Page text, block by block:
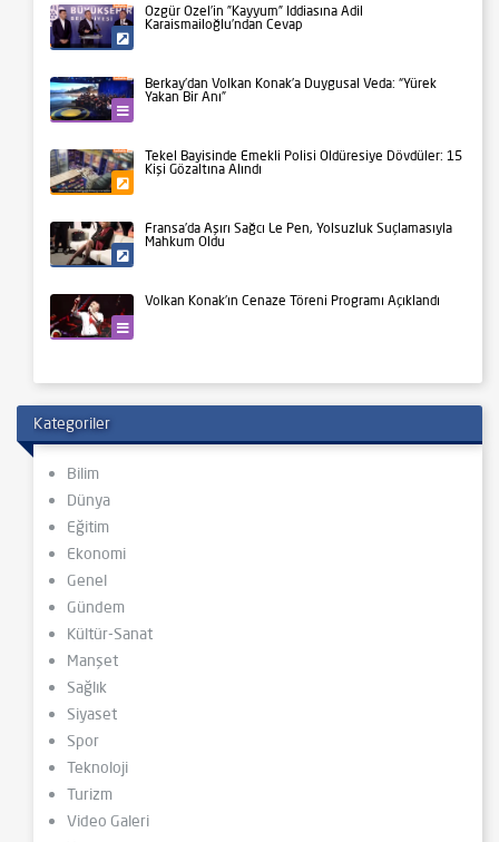
Özgür Özel’in ”Kayyum” İddiasına Adil
Karaismailoğlu’ndan Cevap
Berkay’dan Volkan Konak’a Duygusal Veda: “Yürek
Yakan Bir Anı”
Tekel Bayisinde Emekli Polisi Öldüresiye Dövdüler: 15
Kişi Gözaltına Alındı
Fransa’da Aşırı Sağcı Le Pen, Yolsuzluk Suçlamasıyla
Mahkum Oldu
Volkan Konak’ın Cenaze Töreni Programı Açıklandı
Kategoriler
Bilim
Dünya
Eğitim
Ekonomi
Genel
Gündem
Kültür-Sanat
Manşet
Sağlık
Siyaset
Spor
Teknoloji
Turizm
Video Galeri